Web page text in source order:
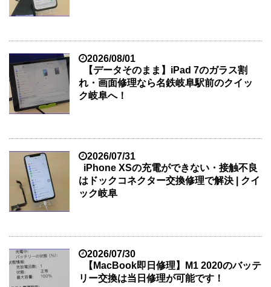
2026/08/01
【データそのまま】iPad 7のガラス割
れ・画面修理なら名鉄岐阜駅前のクイッ
ク岐阜へ！
2026/07/31
iPhone XSの充電ができない・接触不良
はドックコネクター交換修理で解決 | クイ
ック岐阜
2026/07/30
【MacBook即日修理】M1 2020のバッテ
リー交換は当日修理が可能です！